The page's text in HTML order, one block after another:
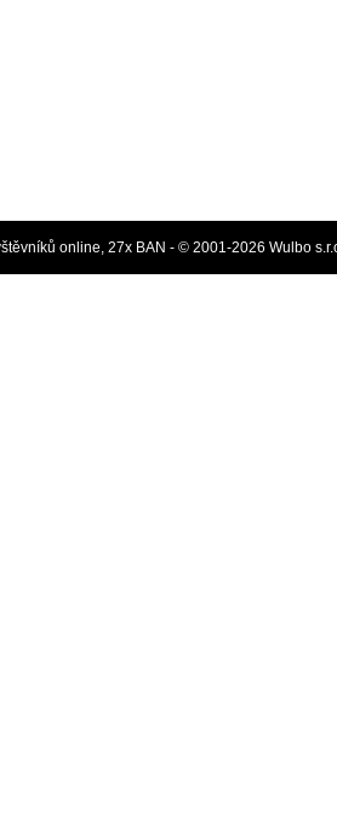
online, 27x BAN - © 2001-2026 Wulbo